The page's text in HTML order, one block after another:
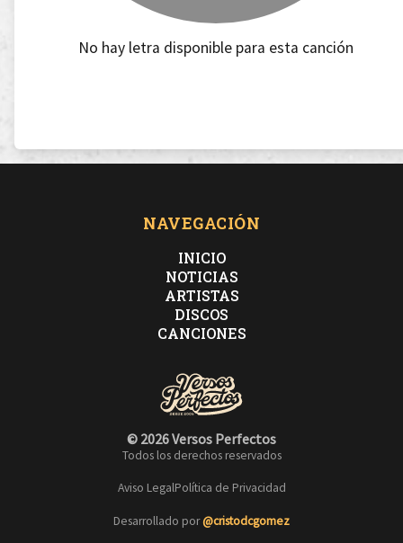
No hay letra disponible para esta canción
NAVEGACIÓN
INICIO
NOTICIAS
ARTISTAS
DISCOS
CANCIONES
© 2026 Versos Perfectos
Todos los derechos reservados
Aviso LegalPolítica de Privacidad
Desarrollado por@cristodcgomez